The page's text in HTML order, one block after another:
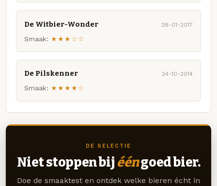
De Witbier-Wonder 28-01-2017
Smaak: ★★★☆☆
De Pilskenner 24-10-2014
Smaak: ★★★★☆
DE SELECTIE
Niet stoppen bij ééngoed bier.
Doe de smaaktest en ontdek welke bieren écht in